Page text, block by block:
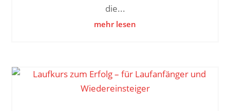
die...
mehr lesen